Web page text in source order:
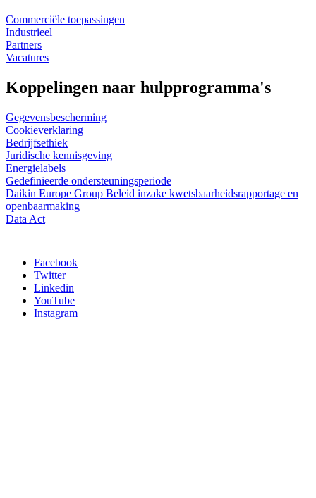
Commerciële toepassingen
Industrieel
Partners
Vacatures
Koppelingen naar hulpprogramma's
Gegevensbescherming
Cookieverklaring
Bedrijfsethiek
Juridische kennisgeving
Energielabels
Gedefinieerde ondersteuningsperiode
Daikin Europe Group Beleid inzake kwetsbaarheidsrapportage en
openbaarmaking
Data Act
Facebook
Twitter
Linkedin
YouTube
Instagram